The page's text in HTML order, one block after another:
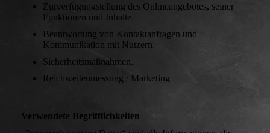
Zurverfügungstellung des Onlineangebotes, seiner
Funktionen und Inhalte.
Beantwortung von Kontaktanfragen und
Kommunikation mit Nutzern.
Sicherheitsmaßnahmen.
Reichweitenmessung / Marketing
Verwendete Begrifflichkeiten